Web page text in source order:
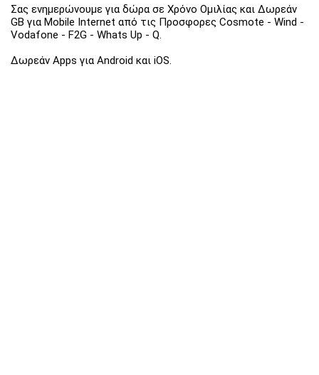
Σας ενημερώνουμε για δώρα σε Χρόνο Ομιλίας και Δωρεάν
GB για Mobile Internet από τις Προσφορες Cosmote - Wind -
Vodafone - F2G - Whats Up - Q.
Δωρεάν Apps για Android και iOS.